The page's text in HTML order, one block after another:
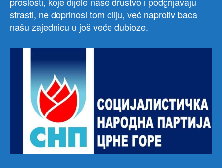
strasti, ne doprinosi tom cilju, već naprotiv baca
našu zajednicu u još veće dubioze.